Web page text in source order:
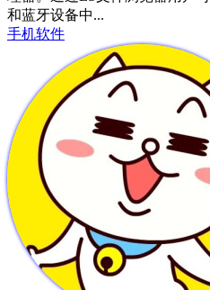
和蓝牙设备中...
手机软件